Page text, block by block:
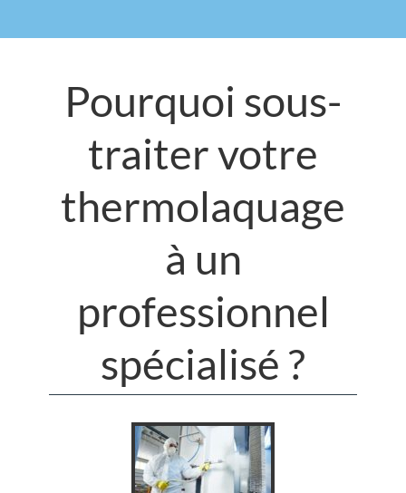
Pourquoi sous-
traiter votre
thermolaquage
à un
professionnel
spécialisé ?